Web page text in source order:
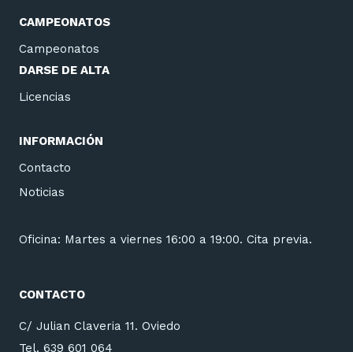
CAMPEONATOS
Campeonatos
DARSE DE ALTA
Licencias
INFORMACIÓN
Contacto
Noticias
Oficina: Martes a viernes 16:00 a 19:00. Cita previa.
CONTACTO
C/ Julian Claveria 11. Oviedo
Tel. 639 601 064